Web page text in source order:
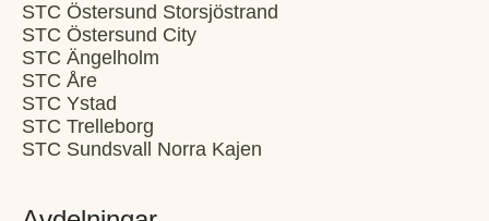
STC Östersund Storsjöstrand
STC Östersund City
STC Ängelholm
STC Åre
STC Ystad
STC Trelleborg
STC Sundsvall Norra Kajen